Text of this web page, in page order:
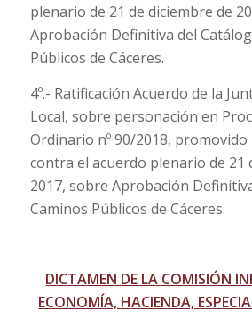
plenario de 21 de diciembre de
Aprobación Definitiva del
Públicos de Cáceres.
4º.- Ratificación Acuerdo de la
Local, sobre personación en
Ordinario nº 90/2018, promovido
contra el acuerdo plenario de 21
2017, sobre Aprobación
Caminos Públicos de Cáceres.
DICTAMEN DE LA COMISIÓN
ECONOMÍA, HACIENDA,